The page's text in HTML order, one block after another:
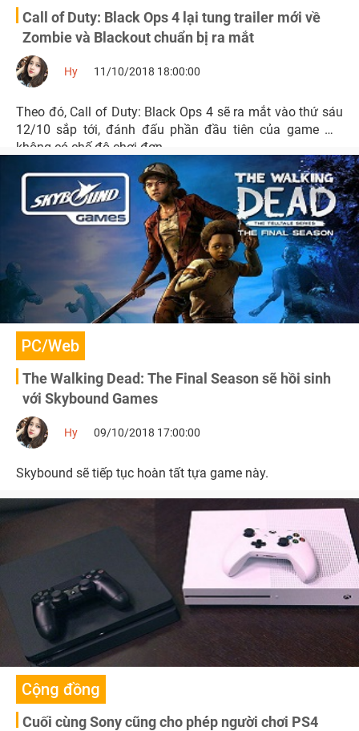
Call of Duty: Black Ops 4 lại tung trailer mới về
Zombie và Blackout chuẩn bị ra mắt
Hy 11/10/2018 18:00:00
Theo đó, Call of Duty: Black Ops 4 sẽ ra mắt vào thứ sáu
12/10 sắp tới, đánh đấu phần đầu tiên của game mà
không có chế độ chơi đơn.
PC/Web
The Walking Dead: The Final Season sẽ hồi sinh
với Skybound Games
Hy 09/10/2018 17:00:00
Skybound sẽ tiếp tục hoàn tất tựa game này.
Cộng đồng
Cuối cùng Sony cũng cho phép người chơi PS4